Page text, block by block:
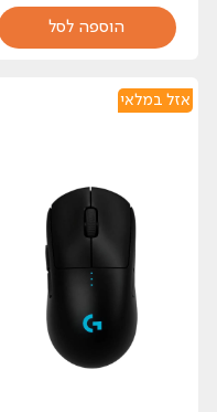
הוספה לסל
אזל במלאי